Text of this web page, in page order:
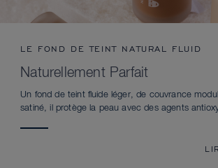
LE FOND DE TEINT NATURAL FLUID
Naturellement Parfait
Un fond de teint fluide léger, de couvrance
satiné, il protège la peau avec des agents